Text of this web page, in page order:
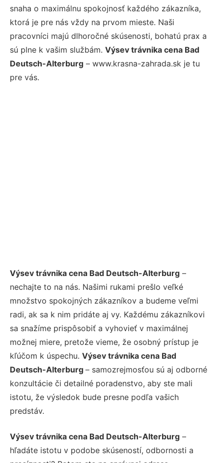
snaha o maximálnu spokojnosť každého zákazníka,
ktorá je pre nás vždy na prvom mieste. Naši
pracovníci majú dlhoročné skúsenosti, bohatú prax a
sú plne k vašim službám. Výsev trávnika cena Bad
Deutsch-Alterburg – www.krasna-zahrada.sk je tu
pre vás.
Výsev trávnika cena Bad Deutsch-Alterburg –
nechajte to na nás. Našimi rukami prešlo veľké
množstvo spokojných zákazníkov a budeme veľmi
radi, ak sa k nim pridáte aj vy. Každému zákazníkovi
sa snažíme prispôsobiť a vyhovieť v maximálnej
možnej miere, pretože vieme, že osobný prístup je
kľúčom k úspechu. Výsev trávnika cena Bad
Deutsch-Alterburg – samozrejmosťou sú aj odborné
konzultácie či detailné poradenstvo, aby ste mali
istotu, že výsledok bude presne podľa vašich
predstáv.
Výsev trávnika cena Bad Deutsch-Alterburg –
hľadáte istotu v podobe skúseností, odbornosti a